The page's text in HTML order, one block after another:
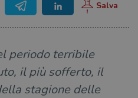
periodo terribile
il più sofferto, il
stagione delle